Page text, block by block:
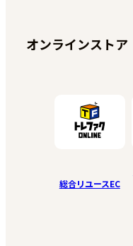
オンラインストア
総合リユースEC